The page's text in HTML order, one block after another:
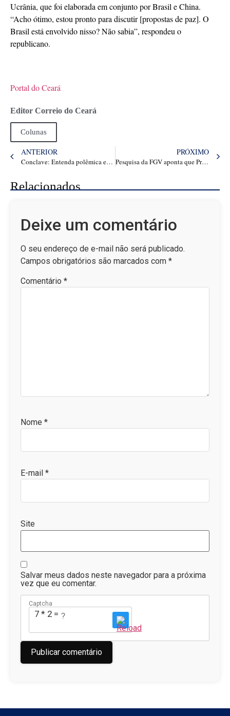
Ucrânia, que foi elaborada em conjunto por Brasil e China.
“Acho ótimo, estou pronto para discutir [propostas de paz]. O
Brasil está envolvido nisso? Não sabia”, respondeu o
republicano.
Portal do Ceará
Editor Correio do Ceará
Colunas
ANTERIOR
Conclave: Entenda polêmica envolvendo filme que pode ganhar o Oscar
PRÓXIMO
Pesquisa da FGV aponta que Programa Cisternas melhora saúde dos bebês no Semiárido brasileiro
Relacionados
Deixe um comentário
O seu endereço de e-mail não será publicado.
Campos obrigatórios são marcados com *
Comentário *
Nome *
E-mail *
Site
Salvar meus dados neste navegador para a próxima
vez que eu comentar.
Captcha
7 * 2 = ?